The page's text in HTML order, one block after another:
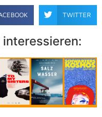
TWITTER
interessieren: